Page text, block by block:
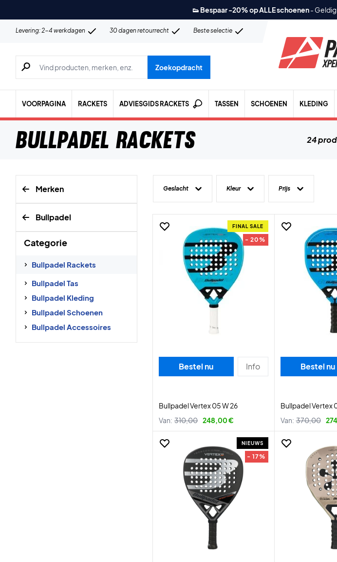
👟 Bespaar -20% op ALLE schoenen-
Levering: 2-4 werkdagen 30 dagen retourrecht Beste selectie
Zoeken naar producten, merken etc.
Zoekopdracht
VOORPAGINA RACKETS ADVIESGIDS RACKETS TASSEN SCHOENEN KLEDING
Bullpadel Rackets 24
Merken
Bullpadel
Categorie
Bullpadel Rackets
Bullpadel Tas
Bullpadel Kleding
Bullpadel Schoenen
Bullpadel Accessoires
Geslacht Kleur Prijs
FINAL SALE
- 20%
Bestel nu Info
Bullpadel Vertex 05 W 26
Van: 310,00 248,00 €
Bestel nu
Bullpadel Vertex
Van: 370,00
NIEUWS
- 17%